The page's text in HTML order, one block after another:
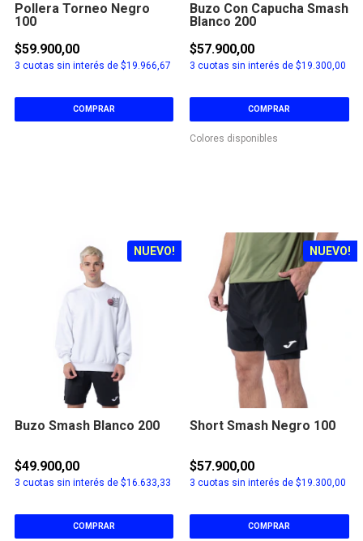
Pollera Torneo Negro
100
$59.900,00
3 cuotas sin interés de $19.966,67
COMPRAR
Buzo Con Capucha Smash
Blanco 200
$57.900,00
3 cuotas sin interés de $19.300,00
COMPRAR
Colores disponibles
NUEVO!
Buzo Smash Blanco 200
$49.900,00
3 cuotas sin interés de $16.633,33
COMPRAR
NUEVO!
Short Smash Negro 100
$57.900,00
3 cuotas sin interés de $19.300,00
COMPRAR